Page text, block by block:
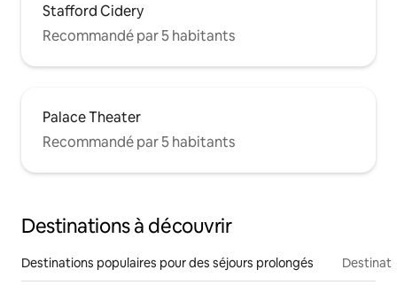
Stafford Cidery
Recommandé par 5 habitants
Palace Theater
Recommandé par 5 habitants
Destinations à découvrir
Destinations populaires pour des séjours prolongés